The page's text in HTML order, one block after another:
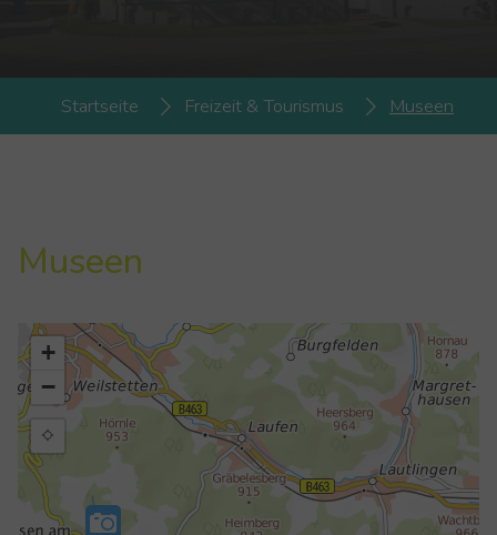
Startseite Freizeit & Tourismus Museen
Museen